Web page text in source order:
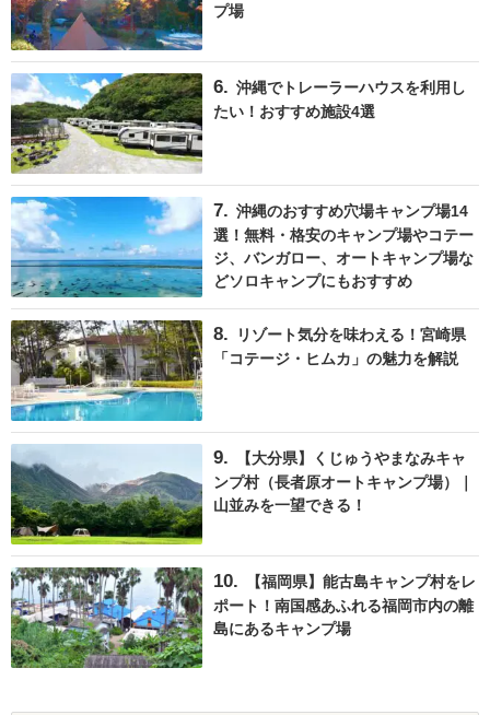
プ場
沖縄でトレーラーハウスを利用し
たい！おすすめ施設4選
沖縄のおすすめ穴場キャンプ場14
選！無料・格安のキャンプ場やコテー
ジ、バンガロー、オートキャンプ場な
どソロキャンプにもおすすめ
リゾート気分を味わえる！宮崎県
「コテージ・ヒムカ」の魅力を解説
【大分県】くじゅうやまなみキャ
ンプ村（長者原オートキャンプ場）｜
山並みを一望できる！
【福岡県】能古島キャンプ村をレ
ポート！南国感あふれる福岡市内の離
島にあるキャンプ場